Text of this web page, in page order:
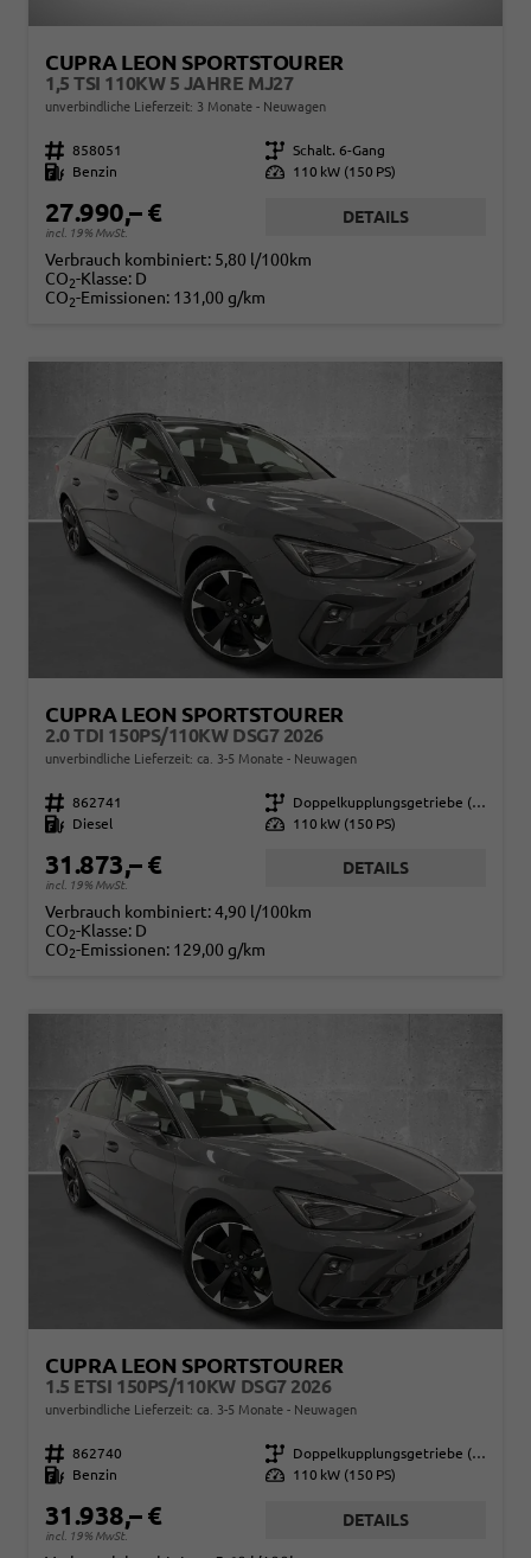
CUPRA LEON SPORTSTOURER
1,5 TSI 110KW 5 JAHRE MJ27
unverbindliche Lieferzeit: 3 Monate Neuwagen
Fahrzeugnr. 858051 Getriebe Schalt. 6-Gang
Kraftstoff
Benzin Leistung 110 kW (150 PS)
27.990,– €
incl. 19% MwSt.
DETAILS
Verbrauch kombiniert: 5,80 l/100km
CO2-Klasse: D
CO2-Emissionen: 131,00 g/km
CUPRA LEON SPORTSTOURER
2.0 TDI 150PS/110KW DSG7 2026
unverbindliche Lieferzeit: ca. 3-5 Monate Neuwagen
Fahrzeugnr. 862741 Getriebe
Doppelkupplungsgetriebe (DSG)
Kraftstoff
Diesel Leistung 110 kW (150 PS)
31.873,– €
incl. 19% MwSt.
DETAILS
Verbrauch kombiniert:4,90 l/100km
CO2-Klasse: D
CO2-Emissionen: 129,00 g/km
CUPRA LEON SPORTSTOURER
1.5 ETSI 150PS/110KW DSG7 2026
unverbindliche Lieferzeit: ca. 3-5 Monate Neuwagen
Fahrzeugnr. 862740 Getriebe
Doppelkupplungsgetriebe (DSG)
Kraftstoff
Benzin Leistung 110 kW (150 PS)
31.938,– €
incl. 19% MwSt.
DETAILS